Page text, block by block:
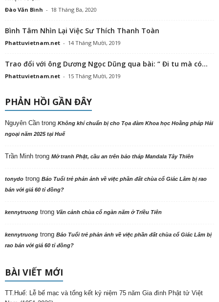
Đào Văn Bình - 18 Tháng Ba, 2020
Bình Tâm Nhìn Lại Việc Sư Thích Thanh Toàn
Phattuvietnam.net - 14 Tháng Mười, 2019
Trao đổi với ông Dương Ngọc Dũng qua bài: “ Đi tu mà có...
Phattuvietnam.net - 15 Tháng Mười, 2019
PHẢN HỒI GẦN ĐÂY
Nguyên Cần trong Không khí chuẩn bị cho Tọa đàm Khoa học Hoằng pháp Hải
ngoại năm 2025 tại Huế
Trần Minh trong Mở tranh Phật, cầu an trên bảo tháp Mandala Tây Thiên
tonydo trong Báo Tuổi trẻ phản ảnh về việc phần đất chùa cổ Giác Lâm bị rao
bán với giá 60 tỉ đồng?
kennytruong trong Vãn cảnh chùa cổ ngàn năm ở Triều Tiên
kennytruong trong Báo Tuổi trẻ phản ảnh về việc phần đất chùa cổ Giác Lâm bị
rao bán với giá 60 tỉ đồng?
BÀI VIẾT MỚI
TT.Huế: Lễ bế mạc và tổng kết kỷ niệm 75 năm Gia đình Phật tử Việt